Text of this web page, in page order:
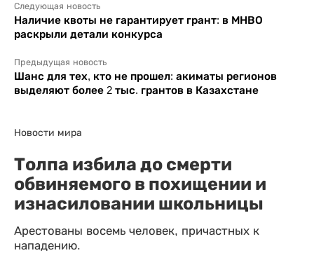
Следующая новость
Наличие квоты не гарантирует грант: в МНВО
раскрыли детали конкурса
Предыдущая новость
Шанс для тех, кто не прошел: акиматы регионов
выделяют более 2 тыс. грантов в Казахстане
Новости мира
Толпа избила до смерти
обвиняемого в похищении и
изнасиловании школьницы
Арестованы восемь человек, причастных к
нападению.